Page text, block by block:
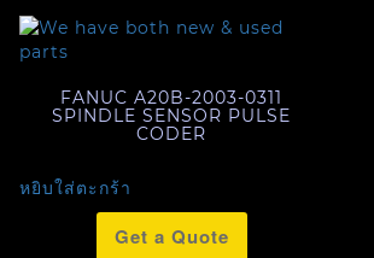
FANUC A20B-2003-0311
SPINDLE SENSOR PULSE
CODER
หยิบใส่ตะกร้า
Get a Quote